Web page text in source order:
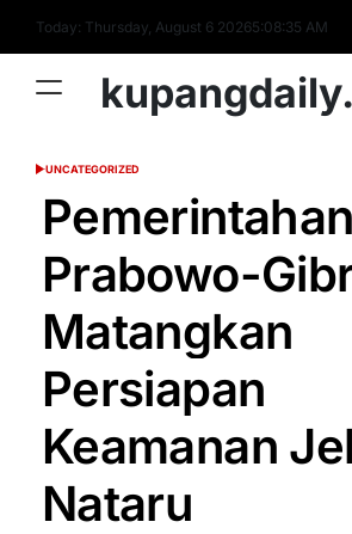
content
Today: Thursday, August 6 20265:08:36 AM
POSTED
UNCATEGORIZED
Pemerintahan
Prabowo-
Matangkan
Persiapan
Keamanan
Nataru